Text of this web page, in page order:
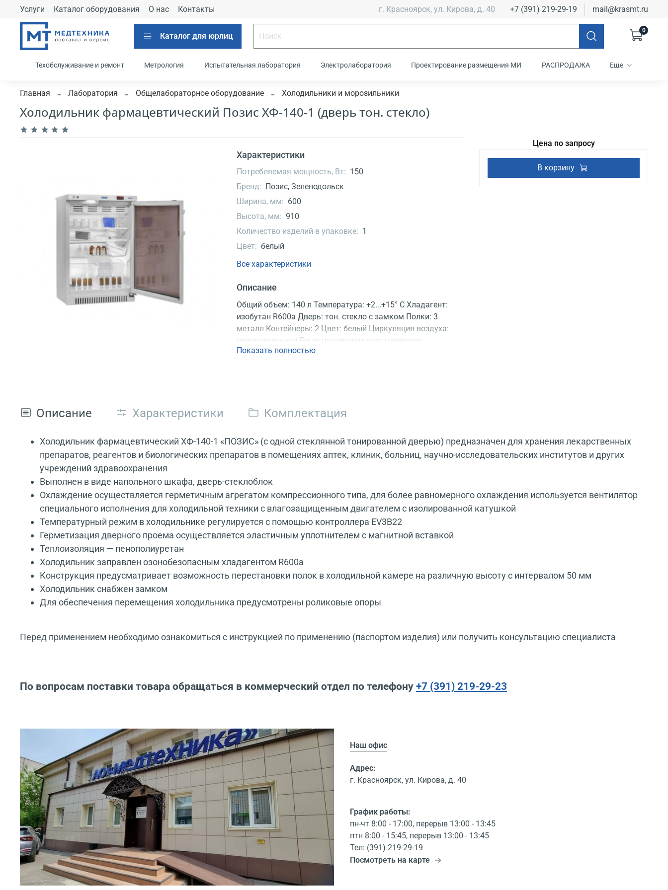
Услуги Каталог оборудования О нас Контакты г. Красноярск, ул. Кирова, д. 40 +7 (391) 219-29-19 mail@krasmt.ru
Каталог для юрлиц
0
Техобслуживание и ремонт Метрология Испытательная лаборатория Электролаборатория Проектирование размещения МИ РАСПРОДАЖА Еще
Главная Лаборатория Общелабораторное оборудование Холодильники и морозильники
Холодильник фармацевтический Позис ХФ-140-1 (дверь тон. стекло)
Характеристики
Потребляемая мощность, Вт: 150
Бренд: Позис, Зеленодольск
Ширина, мм: 600
Высота, мм: 910
Количество изделий в упаковке: 1
Цвет: белый
Все характеристики
Описание
Общий объем: 140 л Температура: +2...+15° C Хладагент:
изобутан R600a Дверь: тон. стекло с замком Полки: 3
металл Контейнеры: 2 Цвет: белый Циркуляция воздуха:
принудительная Регистрационное удостоверение
Показать полностью
Цена по запросу
В корзину
Описание Характеристики Комплектация
Холодильник фармацевтический ХФ-140-1 «ПОЗИС» (с одной стеклянной тонированной дверью) предназначен для хранения лекарственных
препаратов, реагентов и биологических препаратов в помещениях аптек, клиник, больниц, научно-исследовательских институтов и других
учреждений здравоохранения
Выполнен в виде напольного шкафа, дверь-стеклоблок
Охлаждение осуществляется герметичным агрегатом компрессионного типа, для более равномерного охлаждения используется вентилятор
специального исполнения для холодильной техники с влагозащищенным двигателем с изолированной катушкой
Температурный режим в холодильнике регулируется с помощью контроллера EV3B22
Герметизация дверного проема осуществляется эластичным уплотнителем с магнитной вставкой
Теплоизоляция — пенополиуретан
Холодильник заправлен озонобезопасным хладагентом R600а
Конструкция предусматривает возможность перестановки полок в холодильной камере на различную высоту с интервалом 50 мм
Холодильник снабжен замком
Для обеспечения перемещения холодильника предусмотрены роликовые опоры
Перед применением необходимо ознакомиться с инструкцией по применению (паспортом изделия) или получить консультацию специалиста
По вопросам поставки товара обращаться в коммерческий отдел по телефону +7 (391) 219-29-23
Наш офис
Адрес:
г. Красноярск, ул. Кирова, д. 40
График работы:
пн-чт 8:00 - 17:00, перерыв 13:00 - 13:45
птн 8:00 - 15:45, перерыв 13:00 - 13:45
Тел: (391) 219-29-19
Посмотреть на карте